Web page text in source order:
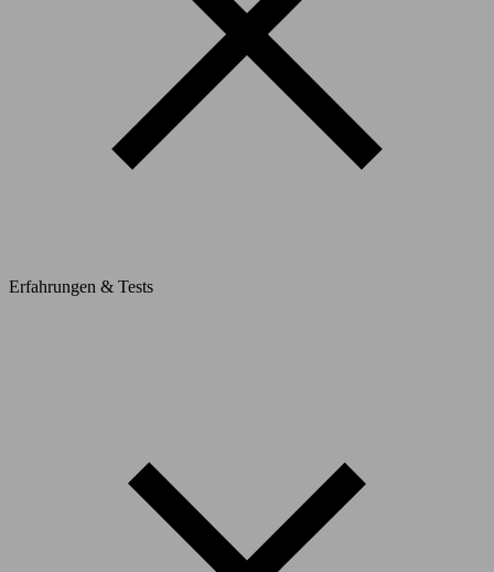
Erfahrungen & Tests